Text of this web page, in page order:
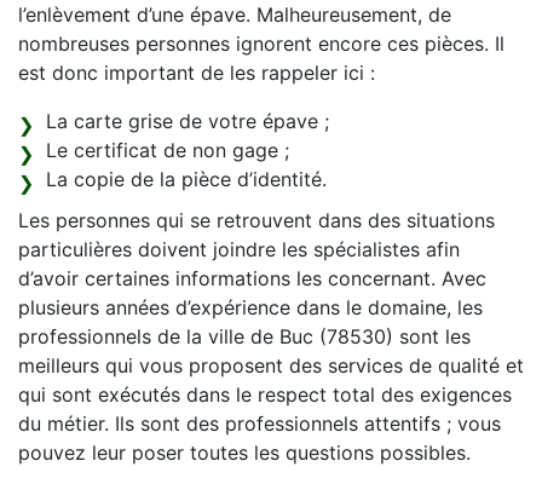
l’enlèvement d’une épave. Malheureusement, de
nombreuses personnes ignorent encore ces pièces. Il
est donc important de les rappeler ici :
La carte grise de votre épave ;
Le certificat de non gage ;
La copie de la pièce d’identité.
Les personnes qui se retrouvent dans des situations
particulières doivent joindre les spécialistes afin
d’avoir certaines informations les concernant. Avec
plusieurs années d’expérience dans le domaine, les
professionnels de la ville de Buc (78530) sont les
meilleurs qui vous proposent des services de qualité et
qui sont exécutés dans le respect total des exigences
du métier. Ils sont des professionnels attentifs ; vous
pouvez leur poser toutes les questions possibles.